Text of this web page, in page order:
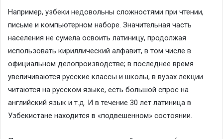
Например, узбеки недовольны сложностями при чтении,
письме и компьютерном наборе. Значительная часть
населения не сумела освоить латиницу, продолжая
использовать кириллический алфавит, в том числе в
официальном делопроизводстве; в последнее время
увеличиваются русские классы и школы, в вузах лекции
читаются на русском языке, есть большой спрос на
английский язык и т.д. И в течение 30 лет латиница в
Узбекистане находится в «подвешенном» состоянии.